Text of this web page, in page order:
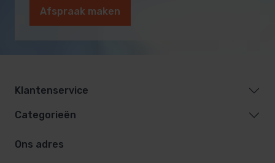
Afspraak maken
Klantenservice
Categorieën
Ons adres